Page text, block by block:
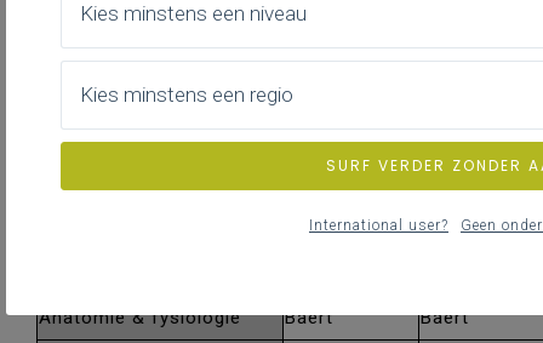
Natuurwetenschappen
eerste graad (incl. STEM)
Jess
Eulaerts
Bex
Natuurwetenschappen
Mieke
focus chemie en STEM
Jess
Eulaerts
Jess
Eulaerts
Gunther
Gunther
Anatomie & fysiologie
Baert
Baert
Kies minstens een niveau
Kies minstens een regio
SURF VERDER ZONDER
International user? Geen